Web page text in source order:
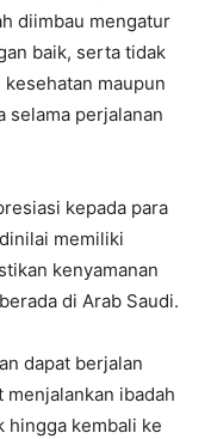
diimbau mengatur
baik, serta tidak
maupun
selama perjalanan
kepada para
memiliki
kenyamanan
di Arab Saudi.
dapat berjalan
ibadah
hingga kembali ke